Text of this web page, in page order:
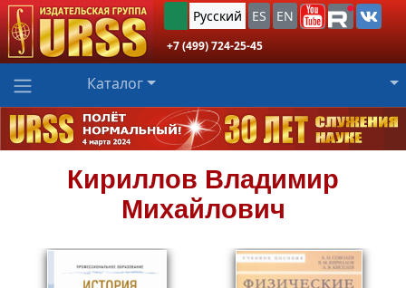
Русский ES EN
+7 (499) 724-25-45
Каталог
Кириллов Владимир
Михайлович